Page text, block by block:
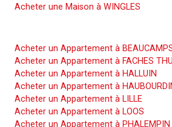
Acheter une Maison à WINGLES
Acheter un Appartement à
Acheter un Appartement à FACHES
Acheter un Appartement à HALLUIN
Acheter un Appartement à
Acheter un Appartement à LILLE
Acheter un Appartement à LOOS
Acheter un Appartement à PHALEMPIN